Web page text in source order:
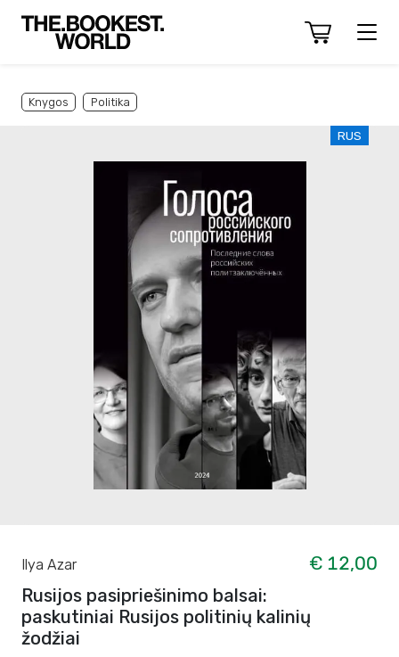
Knygos Politika
RUS
Ilya Azar
€ 12,00
Rusijos pasipriešinimo balsai:
paskutiniai Rusijos politinių kalinių
žodžiai